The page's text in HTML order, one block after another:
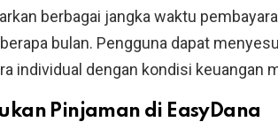
berbagai jangka waktu
bulan. Pengguna dapat
individual dengan kondisi keuangan
Pinjaman di EasyDana